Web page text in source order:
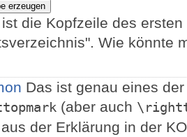
erzeugen
die Kopfzeile des
Wie könnte
Das ist genau eines
(aber auch
der Erklärung in der